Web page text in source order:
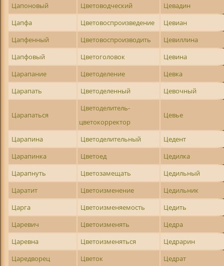
Цапоновый
Цветоводческий
Цевадин
Цапфа
Цветовоспроизведение
Цевиан
Цапфенный
Цветовоспроизводить
Цевиллина
Цапфовый
Цветоголовок
Цевина
Царапание
Цветоделение
Цевка
Царапать
Цветоделенный Цевочный
Царапаться
Цветоделитель-
цветокорректор
Цевье
Царапина Цветоделительный
Цедент
Царапинка
Цветоед
Цедилка
Царапнуть
Цветозамещать
Цедильный
Царатит
Цветоизменение
Цедильник
Царга
Цветоизменяемость
Цедить
Царевич
Цветоизменять
Цедра
Царевна
Цветоизменяться
Цедрарин
Царедворец
Цветок
Цедрат